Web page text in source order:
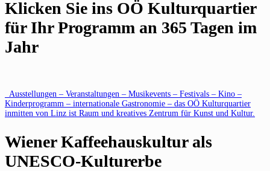
Klicken Sie ins OÖ Kulturquartier
für Ihr Programm an 365 Tagen im
Jahr
Ausstellungen – Veranstaltungen – Musikevents – Festivals – Kino –
Kinderprogramm – internationale Gastronomie – das OÖ Kulturquartier
inmitten von Linz ist Raum und kreatives Zentrum für Kunst und Kultur.
Wiener Kaffeehauskultur als
UNESCO-Kulturerbe